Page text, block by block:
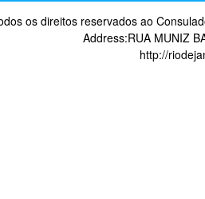
os direitos reservados ao
Address:RUA MUNIZ
http://